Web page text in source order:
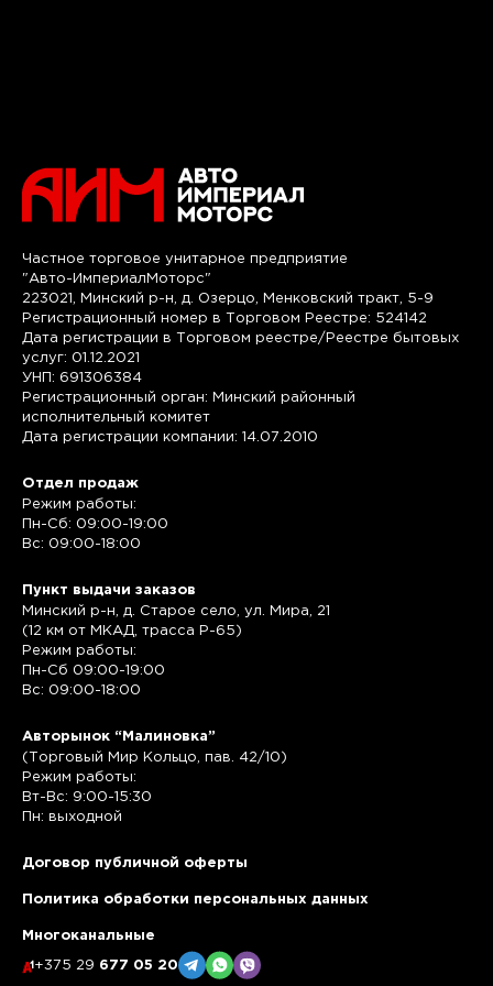
Частное торговое унитарное предприятие
"Авто-ИмпериалМоторс"
223021, Минский р-н, д. Озерцо, Менковский тракт, 5-9
Регистрационный номер в Торговом Реестре: 524142
Дата регистрации в Торговом реестре/Реестре бытовых
услуг: 01.12.2021
УНП: 691306384
Регистрационный орган: Минский районный
исполнительный комитет
Дата регистрации компании: 14.07.2010
Отдел продаж
Режим работы:
Пн-Сб: 09:00-19:00
Вс: 09:00-18:00
Пункт выдачи заказов
Минский р-н, д. Старое село, ул. Мира, 21
(12 км от МКАД, трасса P-65)
Режим работы:
Пн-Сб 09:00-19:00
Вс: 09:00-18:00
Авторынок “Малиновка”
(Торговый Мир Кольцо, пав. 42/10)
Режим работы:
Вт-Вс: 9:00-15:30
Пн: выходной
Договор публичной оферты
Политика обработки персональных данных
Многоканальные
+375 29 677 05 20